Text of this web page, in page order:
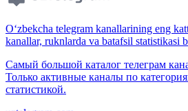
O‘zbekcha telegram kanallarining eng
kanallar, ruknlarda va batafsil statistikasi
Самый большой каталог телеграм
Только активные каналы по
статистикой.